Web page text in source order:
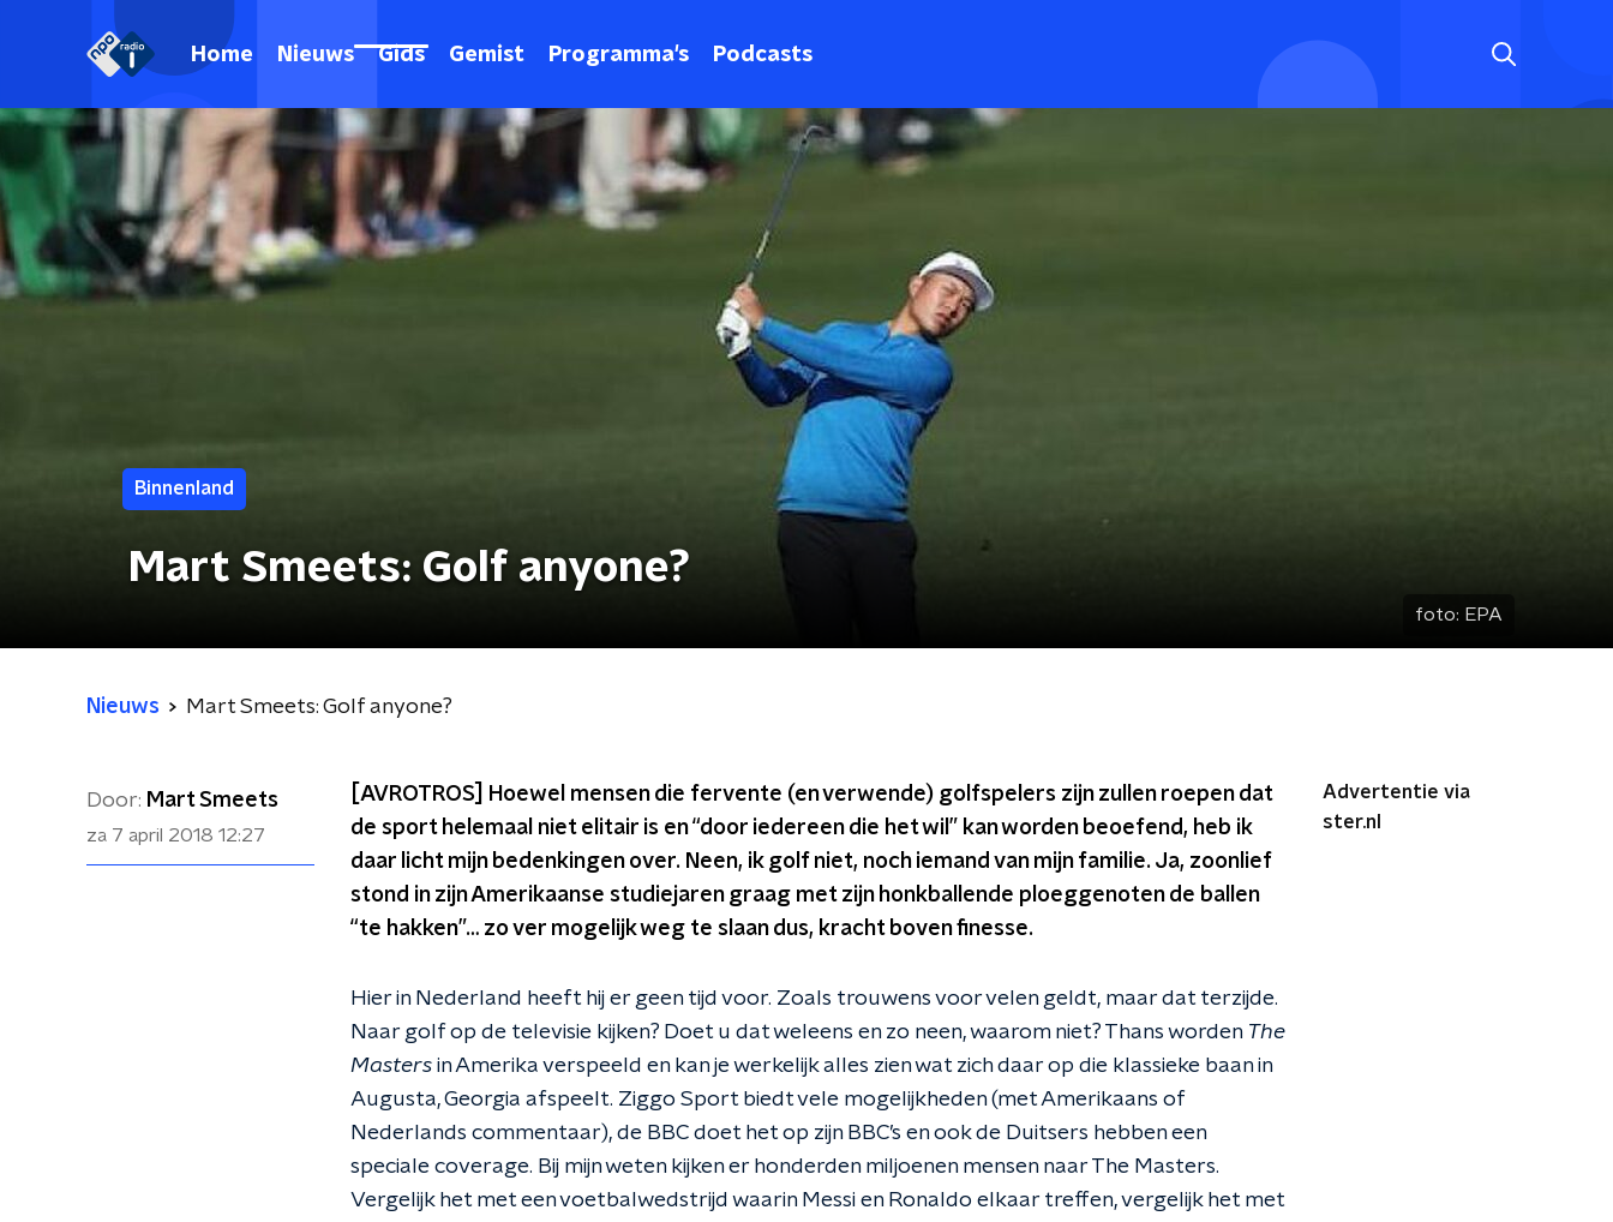
Home Nieuws Gids Gemist Programma's Podcasts
Binnenland
Mart Smeets: Golf anyone?
foto: EPA
Nieuws Mart Smeets: Golf anyone?
Door: Mart Smeets
za 7 april 2018 12:27
[AVROTROS] Hoewel mensen die fervente (en verwende) golfspelers zijn zullen roepen dat
de sport helemaal niet elitair is en “door iedereen die het wil” kan worden beoefend, heb ik
daar licht mijn bedenkingen over. Neen, ik golf niet, noch iemand van mijn familie. Ja, zoonlief
stond in zijn Amerikaanse studiejaren graag met zijn honkballende ploeggenoten de ballen
“te hakken”… zo ver mogelijk weg te slaan dus, kracht boven finesse.
Hier in Nederland heeft hij er geen tijd voor. Zoals trouwens voor velen geldt, maar dat terzijde.
Naar golf op de televisie kijken? Doet u dat weleens en zo neen, waarom niet? Thans worden The
Masters in Amerika verspeeld en kan je werkelijk alles zien wat zich daar op die klassieke baan in
Augusta, Georgia afspeelt. Ziggo Sport biedt vele mogelijkheden (met Amerikaans of
Nederlands commentaar), de BBC doet het op zijn BBC’s en ook de Duitsers hebben een
speciale coverage. Bij mijn weten kijken er honderden miljoenen mensen naar The Masters.
Vergelijk het met een voetbalwedstrijd waarin Messi en Ronaldo elkaar treffen, vergelijk het met
Advertentie via
ster.nl